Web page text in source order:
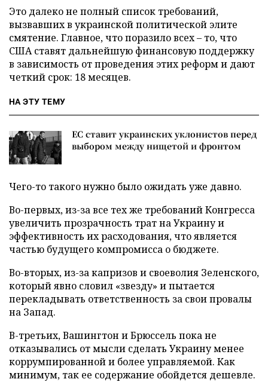
Это далеко не полный список требований,
вызвавших в украинской политической элите
смятение. Главное, что поразило всех – то, что
США ставят дальнейшую финансовую поддержку
в зависимость от проведения этих реформ и дают
четкий срок: 18 месяцев.
НА ЭТУ ТЕМУ
ЕС ставит украинских уклонистов перед
выбором между нищетой и фронтом
Чего-то такого нужно было ожидать уже давно.
Во-первых, из-за все тех же требований Конгресса
увеличить прозрачность трат на Украину и
эффективность их расходования, что является
частью будущего компромисса о бюджете.
Во-вторых, из-за капризов и своеволия Зеленского,
который явно словил «звезду» и пытается
перекладывать ответственность за свои провалы
на Запад.
В-третьих, Вашингтон и Брюссель пока не
отказывались от мысли сделать Украину менее
коррумпированной и более управляемой. Как
минимум, так ее содержание обойдется дешевле.